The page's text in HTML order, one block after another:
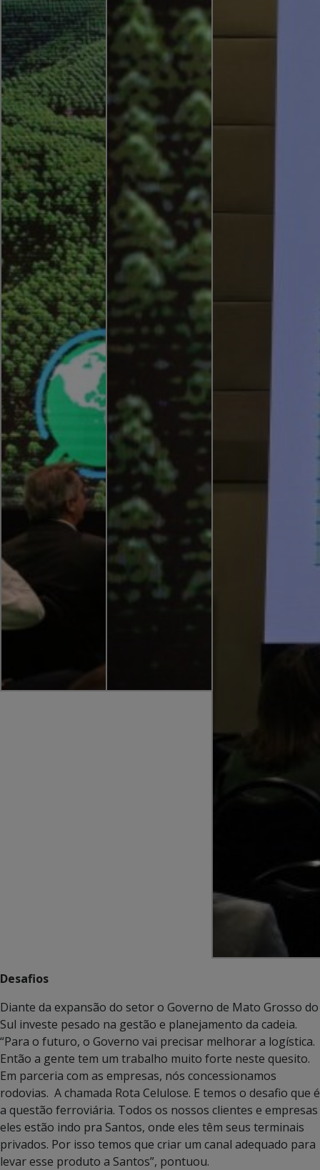
Desafios
Diante da expansão do setor o Governo de Mato Grosso do
Sul investe pesado na gestão e planejamento da cadeia.
“Para o futuro, o Governo vai precisar melhorar a logística.
Então a gente tem um trabalho muito forte neste quesito.
Em parceria com as empresas, nós concessionamos
rodovias. A chamada Rota Celulose. E temos o desafio que é
a questão ferroviária. Todos os nossos clientes e empresas
eles estão indo pra Santos, onde eles têm seus terminais
privados. Por isso temos que criar um canal adequado para
levar esse produto a Santos”, pontuou.